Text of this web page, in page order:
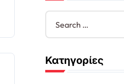
S
a
c
h
Κατηγορίες